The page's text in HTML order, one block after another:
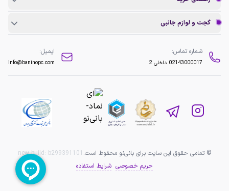
گجت و لوازم جانبی
شماره تماس:
02143000017 داخلی 2
ایمیل:
info@baninopc.com
© تمامی حقوق این سایت برای بانی‌نو محفوظ است. new build: b299391101
حریم خصوصی شرایط استفاده